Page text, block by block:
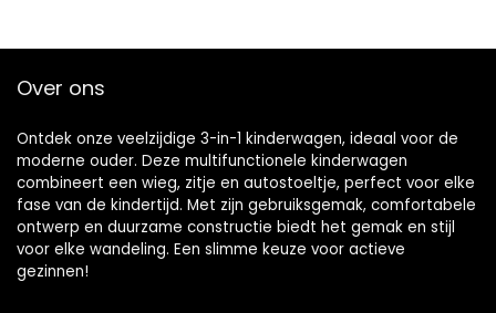
Over ons
Ontdek onze veelzijdige 3-in-1 kinderwagen, ideaal voor de
moderne ouder. Deze multifunctionele kinderwagen
combineert een wieg, zitje en autostoeltje, perfect voor elke
fase van de kindertijd. Met zijn gebruiksgemak, comfortabele
ontwerp en duurzame constructie biedt het gemak en stijl
voor elke wandeling. Een slimme keuze voor actieve
gezinnen!